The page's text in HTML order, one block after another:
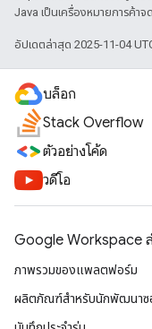
Java เป็นเครื่องหมายการค้า
อัปเดตล่าสุด 2025-11-04
บล็อก
Stack Overflow
ตัวอย่างโค้ด
วิดีโอ
Google Workspace
ภาพรวมของแพลตฟอร์ม
ผลิตภัณฑ์สําหรับนักพัฒนา